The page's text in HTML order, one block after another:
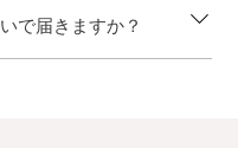
で届きますか？